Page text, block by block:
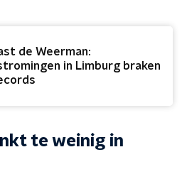
de Weerman:
in Limburg braken
te weinig in